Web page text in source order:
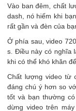
Vào ban đêm, chất
dash, nó hiếm khi
rất gần và đèn của
Ở phía sau, video
s. Điều này có nghĩa
khi có thể khó khăn
Chất lượng video từ
đáng chú ý hơn so
tốt và bạn thường
dừng video trên